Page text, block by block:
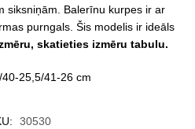
siksniņām. Balerīnu kurpes ir ar
purngals. Šis modelis ir ideāls
skatieties izmēru tabulu.
25,5/41-26 cm
30530